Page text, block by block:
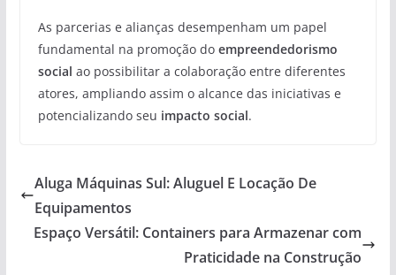
As parcerias e alianças desempenham um papel
fundamental na promoção do empreendedorismo
social ao possibilitar a colaboração entre diferentes
atores, ampliando assim o alcance das iniciativas e
potencializando seu impacto social.
Aluga Máquinas Sul: Aluguel E Locação De
Equipamentos
Espaço Versátil: Containers para Armazenar com
Praticidade na Construção